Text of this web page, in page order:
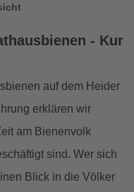
- Kur
auf dem Heider
erklären wir
am Bienenvolk
sind. Wer sich
Blick in die Völker